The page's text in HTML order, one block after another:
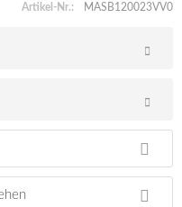
Artikel-Nr.: MASB120023VV0